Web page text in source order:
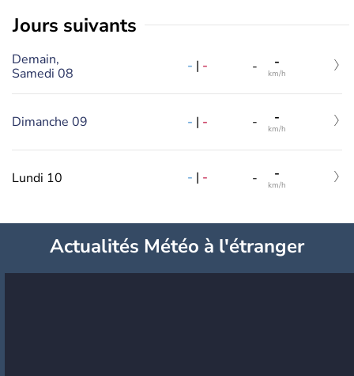
jours suivants
Demain,
Samedi 08
- | - - -
km/h
Dimanche 09 - | - - -
km/h
Lundi 10 - | - - -
km/h
Actualités Météo à l'étranger